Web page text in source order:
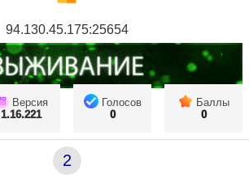
94.130.45.175:25654
Версия
1.16.221
Голосов
0
Баллы
0
2